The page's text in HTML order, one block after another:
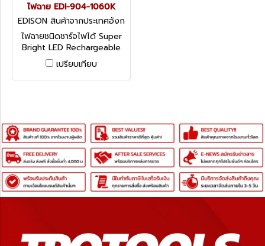
ไฟฉาย EDI-904-1060K
EDISON สินค้าจากประเทศอังก
ฤษ-1
ไฟฉายชนิดชาร์จไฟได้ Super
Bright LED Rechargeable
Spotlight
เปรียบเทียบ